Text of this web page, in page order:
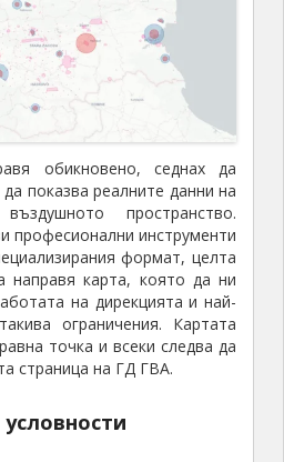
обикновено, седнах да
показва реалните данни на
пространство.
професионални инструменти
формат, целта
карта, която да ни
на дирекцията и най-
ограничения. Картата
точка и всеки следва да
страница на ГД ГВА.